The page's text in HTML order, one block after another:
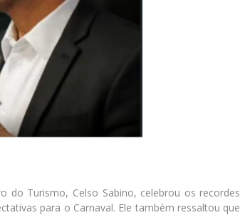
Turismo, Celso Sabino, celebrou os recordes
para o Carnaval. Ele também ressaltou que